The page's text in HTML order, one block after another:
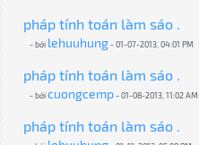
pháp tính toán làm sáo .
- bởi lehuuhung- 01-07-2013, 04:01 PM
pháp tính toán làm sáo .
- bởicuongcemp- 01-08-2013, 11:02 AM
pháp tính toán làm sáo .